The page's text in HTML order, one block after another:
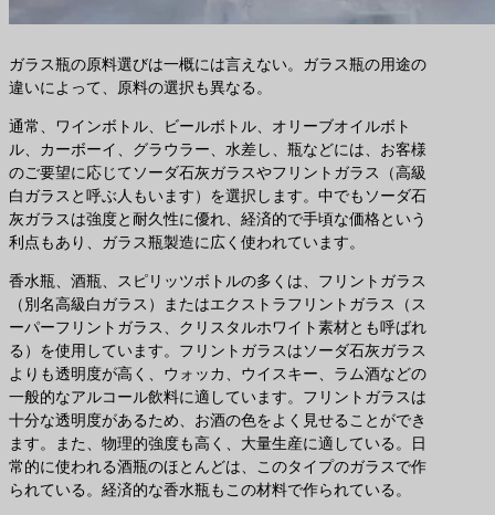
ガラス瓶の原料選びは一概には言えない。ガラス瓶の用途の
違いによって、原料の選択も異なる。
通常、ワインボトル、ビールボトル、オリーブオイルボト
ル、カーボーイ、グラウラー、水差し、瓶などには、お客様
のご要望に応じてソーダ石灰ガラスやフリントガラス（高級
白ガラスと呼ぶ人もいます）を選択します。中でもソーダ石
灰ガラスは強度と耐久性に優れ、経済的で手頃な価格という
利点もあり、ガラス瓶製造に広く使われています。
香水瓶、酒瓶、スピリッツボトルの多くは、フリントガラス
（別名高級白ガラス）またはエクストラフリントガラス（ス
ーパーフリントガラス、クリスタルホワイト素材とも呼ばれ
る）を使用しています。フリントガラスはソーダ石灰ガラス
よりも透明度が高く、ウォッカ、ウイスキー、ラム酒などの
一般的なアルコール飲料に適しています。フリントガラスは
十分な透明度があるため、お酒の色をよく見せることができ
ます。また、物理的強度も高く、大量生産に適している。日
常的に使われる酒瓶のほとんどは、このタイプのガラスで作
られている。経済的な香水瓶もこの材料で作られている。